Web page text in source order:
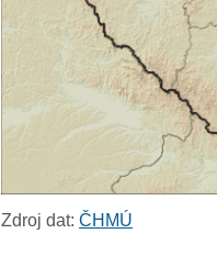
Zdroj dat:ČHMÚ